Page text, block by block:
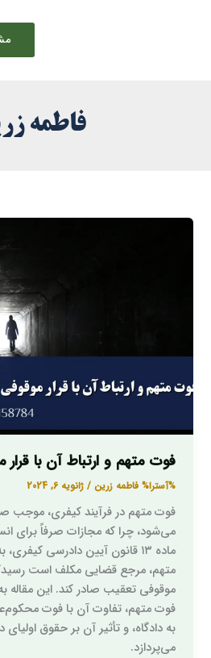
فاطمه
فوت متهم و ارتباط آن با
%آسترا% فاطمه زرین/ژانویه 6, 2024
فوت متهم در فرآیند کیفری، موجب
می‌شود، چرا که مجازات صرفاً برای
ماده ۱۳ قانون آیین دادرسی
متهم، مرجع قضایی مکلف است
موقوفی تعقیب صادر کند. این مقاله
فوت متهم، تفاوت آن با فوت
به دادگاه، و تأثیر آن بر حقوق
می‌پردازد.
موقوفی
تعقیب